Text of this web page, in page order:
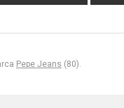
Pepe Jeans (80).